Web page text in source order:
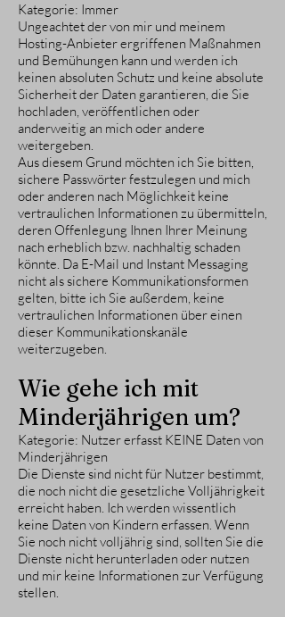
Kategorie: Immer
Ungeachtet der von mir und meinem
Hosting-Anbieter ergriffenen Maßnahmen
und Bemühungen kann und werden ich
keinen absoluten Schutz und keine absolute
Sicherheit der Daten garantieren, die Sie
hochladen, veröffentlichen oder
anderweitig an mich oder andere
weitergeben.
Aus diesem Grund möchten ich Sie bitten,
sichere Passwörter festzulegen und mich
oder anderen nach Möglichkeit keine
vertraulichen Informationen zu übermitteln,
deren Offenlegung Ihnen Ihrer Meinung
nach erheblich bzw. nachhaltig schaden
könnte. Da E-Mail und Instant Messaging
nicht als sichere Kommunikationsformen
gelten, bitte ich Sie außerdem, keine
vertraulichen Informationen über einen
dieser Kommunikationskanäle
weiterzugeben.
Wie gehe ich mit
Minderjährigen um?
Kategorie: Nutzer erfasst KEINE Daten von
Minderjährigen
Die Dienste sind nicht für Nutzer bestimmt,
die noch nicht die gesetzliche Volljährigkeit
erreicht haben. Ich werden wissentlich
keine Daten von Kindern erfassen. Wenn
Sie noch nicht volljährig sind, sollten Sie die
Dienste nicht herunterladen oder nutzen
und mir keine Informationen zur Verfügung
stellen.